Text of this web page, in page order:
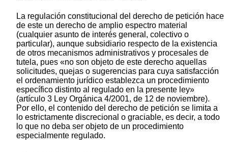
La regulación constitucional del derecho de petición hace
de este un derecho de amplio espectro material
(cualquier asunto de interés general, colectivo o
particular), aunque subsidiario respecto de la existencia
de otros mecanismos administrativos y procesales de
tutela, pues «no son objeto de este derecho aquellas
solicitudes, quejas o sugerencias para cuya satisfacción
el ordenamiento jurídico establezca un procedimiento
específico distinto al regulado en la presente ley»
(artículo 3 Ley Orgánica 4/2001, de 12 de noviembre).
Por ello, el contenido del derecho de petición se limita a
lo estrictamente discrecional o graciable, es decir, a todo
lo que no deba ser objeto de un procedimiento
especialmente regulado.